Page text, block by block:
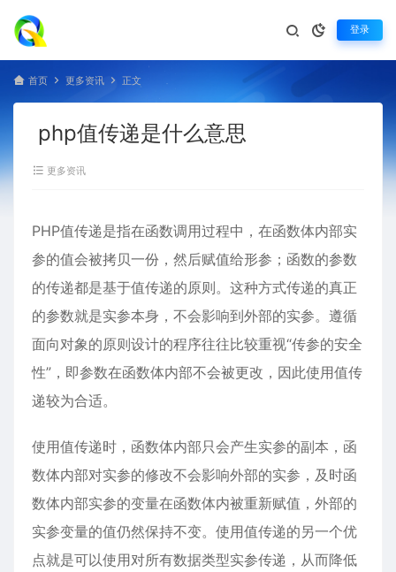
登录
首页 更多资讯 正文
php值传递是什么意思
更多资讯
PHP值传递是指在函数调用过程中，在函数体内部实
参的值会被拷贝一份，然后赋值给形参；函数的参数
的传递都是基于值传递的原则。这种方式传递的真正
的参数就是实参本身，不会影响到外部的实参。遵循
面向对象的原则设计的程序往往比较重视“传参的安全
性”，即参数在函数体内部不会被更改，因此使用值传
递较为合适。
使用值传递时，函数体内部只会产生实参的副本，函
数体内部对实参的修改不会影响外部的实参，及时函
数体内部实参的变量在函数体内被重新赋值，外部的
实参变量的值仍然保持不变。使用值传递的另一个优
点就是可以使用对所有数据类型实参传递，从而降低